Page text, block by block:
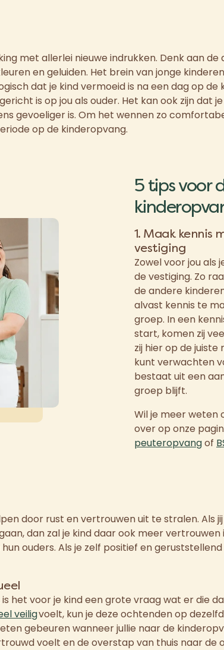
met allerlei nieuwe indrukken. Denk aan de
en geluiden. Het brein van jonge
dat je kind vermoeid is na een dag op de
is op jou als ouder. Het kan ook zijn dat
gevoeliger is. Om het wennen zo
op de kinderopvang.
5 tips voor
1. Maak kennis
vestiging
Zowel voor jou als
de vestiging. Zo
de andere
alvast kennis te
groep. In een
start, komen zij
zij hier op de
kunt verwachten
bestaat uit een
groep blijft.
Wil je meer weten
over op onze
peuteropvangof
door rust en vertrouwen uit te stralen. Als
dan zal je kind daar ook meer vertrouwen
ouders. Als je zelf positief en
het voor je kind een grote vraag wat er die
veiligvoelt, kun je deze ochtenden op
gebeuren wanneer jullie naar de
voelt en de overstap van thuis naar de